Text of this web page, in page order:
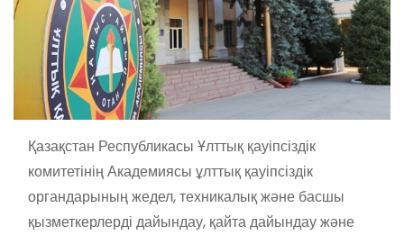
Қазақстан Республикасы Ұлттық қауіпсіздік
комитетінің Академиясы ұлттық қауіпсіздік
органдарының жедел, техникалық және басшы
қызметкерлерді дайындау, қайта дайындау және